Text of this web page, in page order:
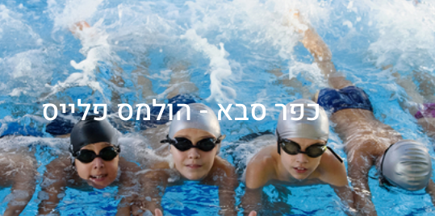
כפר סבא - הולמס פלייס